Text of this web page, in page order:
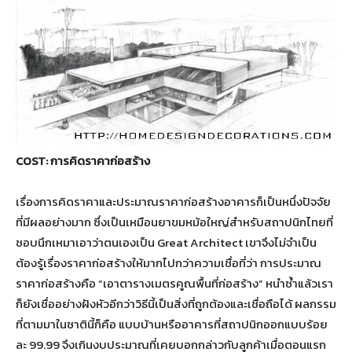
COST: การคิดราคาก่อสร้าง
เรื่องการคิดราคาและประมาณราคาก่อสร้างอาคารก็เป็นหนึ่งปัจจัย
ที่มีผลอย่างมาก ซึ่งเป็นเหมือนยาขมหม้อใหญ่สำหรับสถาปนิกไทยที่
ชอบนึกเหมาเอาว่าตนเองเป็น Great Architect เขาจึงไม่จำเป็น
ต้องรู้เรื่องราคาก่อสร้างให้มากไปกว่าความเชื่อที่ว่า การประมาณ
ราคาก่อสร้างคือ “เอาตารางเมตรคูณพื้นที่ก่อสร้าง” หนำซ้ำแล้วเรา
ก็ยังเชื่ออย่างฝังหัวอีกว่าวิธีนี้เป็นสิ่งที่ถูกต้องและเชื่อถือได้ ผลกรรม
ที่ตามมาในชาตินี้ก็คือ แบบบ้านหรืออาคารที่สถาปนิกออกแบบร้อย
ละ 99.99 จึงเกินงบประมาณที่เคยบอกกล่าวกับลูกค้าเมื่อตอนแรก